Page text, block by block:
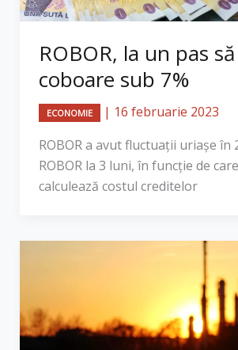
ROBOR, la un pas să
coboare sub 7%
ECONOMIE | 16 februarie 2023
ROBOR a avut fluctuații uriașe în
ROBOR la 3 luni, în funcţie de
calculează costul creditelor